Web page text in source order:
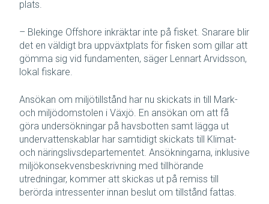
plats.
– Blekinge Offshore inkräktar inte på fisket. Snarare blir
det en väldigt bra uppväxtplats för fisken som gillar att
gömma sig vid fundamenten, säger Lennart Arvidsson,
lokal fiskare.
Ansökan om miljötillstånd har nu skickats in till Mark-
och miljödomstolen i Växjö. En ansökan om att få
göra undersökningar på havsbotten samt lägga ut
undervattenskablar har samtidigt skickats till Klimat-
och näringslivsdepartementet. Ansökningarna, inklusive
miljökonsekvensbeskrivning med tillhörande
utredningar, kommer att skickas ut på remiss till
berörda intressenter innan beslut om tillstånd fattas.